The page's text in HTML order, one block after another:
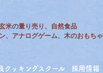
米の量り売り、自然食品
、アナログゲーム、木のおもちゃ
クッキングスクール 採用情報